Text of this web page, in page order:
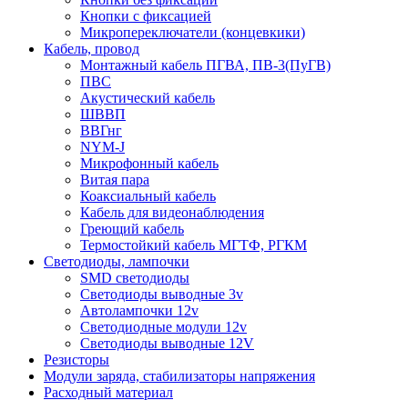
Кнопки с фиксацией
Микропереключатели (концевкики)
Кабель, провод
Монтажный кабель ПГВА, ПВ-3(ПуГВ)
ПВС
Акустический кабель
ШВВП
ВВГнг
NYM-J
Микрофонный кабель
Витая пара
Коаксиальный кабель
Кабель для видеонаблюдения
Греющий кабель
Термостойкий кабель МГТФ, РГКМ
Светодиоды, лампочки
SMD светодиоды
Светодиоды выводные 3v
Автолампочки 12v
Светодиодные модули 12v
Светодиоды выводные 12V
Резисторы
Модули заряда, стабилизаторы напряжения
Расходный материал